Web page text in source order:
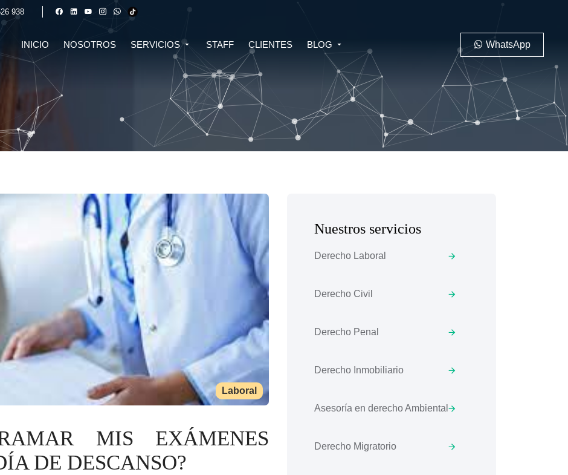
938
INICIO NOSOTROS SERVICIOS
DERECHO FINANCIERO Y
CRIPTOMONEDAS
DERECHO TRIBUTARIO
DERECHO CIVIL
DERECHO DE SALUD Y
BIOTECNOLOGÍA
CORPORATIVO
DERECHO DIGITAL E IA
DERECHO INMOBILIARIO DERECHO MIGRATORIO
ASESORÍA EN DERECHO AMBIENTAL ASESORÍA EN DERECHO MINERO
STAFF CLIENTES BLOG
CIVIL PENAL
TRIBUTARIO
INMOBILIARIO
WhatsApp
Laboral
MIS EXÁMENES
DE DESCANSO?
Nuestros servicios
Derecho Laboral
Derecho Civil
Derecho Penal
Derecho Inmobiliario
Asesoría en derecho Ambiental
Derecho Migratorio